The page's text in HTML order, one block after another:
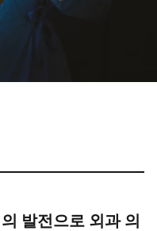
발전으로 외과 의